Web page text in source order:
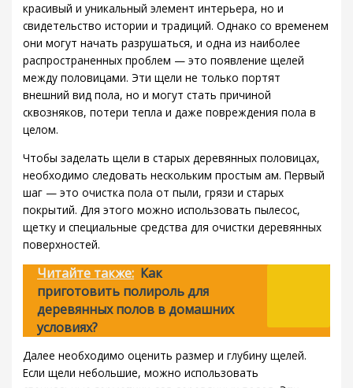
красивый и уникальный элемент интерьера, но и
свидетельство истории и традиций. Однако со временем
они могут начать разрушаться, и одна из наиболее
распространенных проблем — это появление щелей
между половицами. Эти щели не только портят
внешний вид пола, но и могут стать причиной
сквозняков, потери тепла и даже повреждения пола в
целом.
Чтобы заделать щели в старых деревянных половицах,
необходимо следовать нескольким простым ам. Первый
шаг — это очистка пола от пыли, грязи и старых
покрытий. Для этого можно использовать пылесос,
щетку и специальные средства для очистки деревянных
поверхностей.
Читайте также: Как
приготовить полироль для
деревянных полов в домашних
условиях?
Далее необходимо оценить размер и глубину щелей.
Если щели небольшие, можно использовать